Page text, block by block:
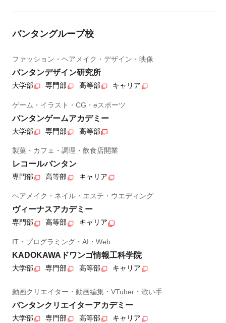
バンタングループ校
ファッション・ヘアメイク・デザイン・映像
バンタンデザイン研究所
大学部 専門部 高等部 キャリア
ゲーム・イラスト・CG・eスポーツ
バンタンゲームアカデミー
大学部 専門部 高等部
製菓・カフェ・調理・飲食店開業
レコールバンタン
専門部 高等部 キャリア
ヘアメイク・ネイル・エステ・ウエディング
ヴィーナスアカデミー
専門部 高等部 キャリア
IT・プログラミング・AI・Web
KADOKAWAドワンゴ情報工科学院
大学部 専門部 高等部 キャリア
動画クリエイター・動画編集・VTuber・歌い手
バンタンクリエイターアカデミー
大学部 専門部 高等部 キャリア